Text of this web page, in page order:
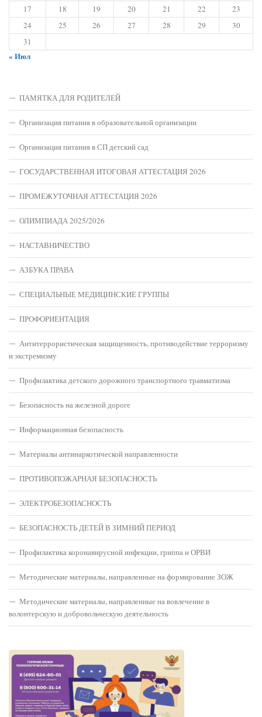
17
18 19 20 21 22
23
24
25 26 27 28 29
30
31
« Июл
ПАМЯТКА ДЛЯ РОДИТЕЛЕЙ
Организация питания в образовательной организации
Организация питания в СП детский сад
ГОСУДАРСТВЕННАЯ ИТОГОВАЯ АТТЕСТАЦИЯ 2026
ПРОМЕЖУТОЧНАЯ АТТЕСТАЦИЯ 2026
ОЛИМПИАДА 2025/2026
НАСТАВНИЧЕСТВО
АЗБУКА ПРАВА
СПЕЦИАЛЬНЫЕ МЕДИЦИНСКИЕ ГРУППЫ
ПРОФОРИЕНТАЦИЯ
Антитеррористическая защищенность, противодействие терроризму
и экстремизму
Профилактика детского дорожного транспортного травматизма
Безопасность на железной дороге
Информационная безопасность
Материалы антинаркотической направленности
ПРОТИВОПОЖАРНАЯ БЕЗОПАСНОСТЬ
ЭЛЕКТРОБЕЗОПАСНОСТЬ
БЕЗОПАСНОСТЬ ДЕТЕЙ В ЗИМНИЙ ПЕРИОД
Профилактика коронавирусной инфекции, гриппа и ОРВИ
Методические материалы, направленные на формирование ЗОЖ
Методические материалы, направленные на вовлечение в
волонтерскую и добровольческую деятельность